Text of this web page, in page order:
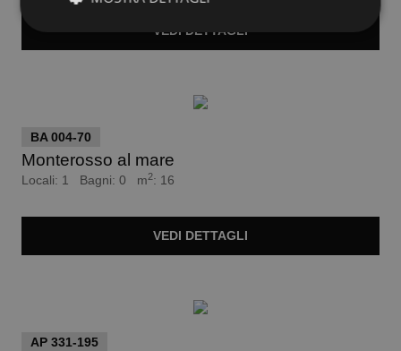
VEDI DETTAGLI
BA 004-70
Monterosso al mare
Locali: 1 Bagni: 0 m2: 16
VEDI DETTAGLI
AP 331-195